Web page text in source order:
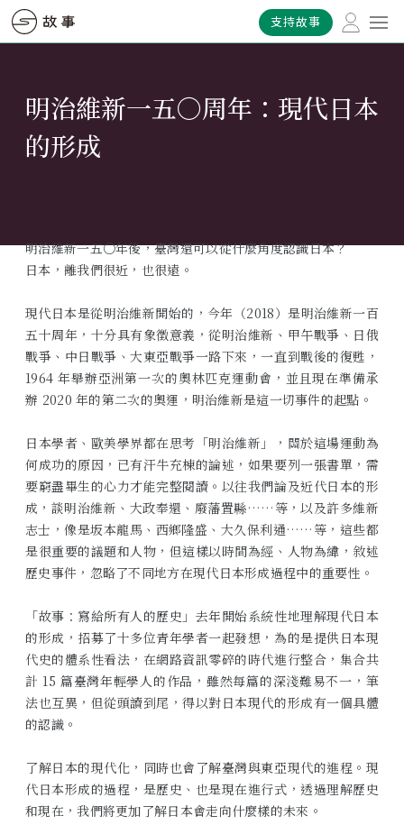
支持故事
明治維新一五〇周年：現代日本
的形成
明治維新一五〇年後，臺灣還可以從什麼角度認識日本？
日本，離我們很近，也很遠。
現代日本是從明治維新開始的，今年（2018）是明治維新一百
五十周年，十分具有象徵意義，從明治維新、甲午戰爭、日俄
戰爭、中日戰爭、大東亞戰爭一路下來，一直到戰後的復甦，
1964 年舉辦亞洲第一次的奧林匹克運動會，並且現在準備承
辦 2020 年的第二次的奧運，明治維新是這一切事件的起點。
日本學者、歐美學界都在思考「明治維新」，關於這場運動為
何成功的原因，已有汗牛充棟的論述，如果要列一張書單，需
要窮盡畢生的心力才能完整閱讀。以往我們論及近代日本的形
成，談明治維新、大政奉還、廢藩置縣……等，以及許多維新
志士，像是坂本龍馬、西鄉隆盛、大久保利通……等，這些都
是很重要的議題和人物，但這樣以時間為經、人物為緯，敘述
歷史事件，忽略了不同地方在現代日本形成過程中的重要性。
「故事：寫給所有人的歷史」去年開始系統性地理解現代日本
的形成，招募了十多位青年學者一起發想，為的是提供日本現
代史的體系性看法，在網路資訊零碎的時代進行整合，集合共
計 15 篇臺灣年輕學人的作品，雖然每篇的深淺難易不一，筆
法也互異，但從頭讀到尾，得以對日本現代的形成有一個具體
的認識。
了解日本的現代化，同時也會了解臺灣與東亞現代的進程。現
代日本形成的過程，是歷史、也是現在進行式，透過理解歷史
和現在，我們將更加了解日本會走向什麼樣的未來。